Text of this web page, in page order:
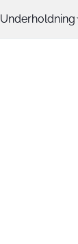
Underholdning